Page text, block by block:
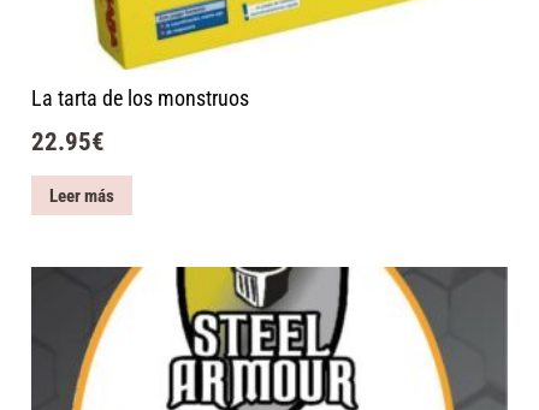
La tarta de los monstruos
22.95€
Leer más